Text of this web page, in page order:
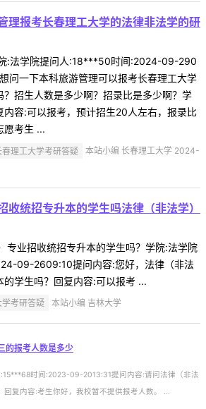
理报考长春理工大学的法律非法学的研
:法学院提问人:18***50时间:2024-09-290
问一下本科旅游管理可以报考长春理工大学
？招生人数是多少啊？招录比是多少啊？学
内容:可以报考，预计招生20人左右，报录比
愿考生 ...
理工大学考研答疑
本站小编 长春理工大学 2024-
收统招专升本的学生吗法律（非法学）
专业招收统招专升本的学生吗？学院:法学院
09-2609:10提问内容:您好，法律（非法
学生吗？回复内容:可以报考 ...
考研答疑 本站小编 吉林大学
的报考人数是多少
时间:2023-09-2013:31提问内容:请问法律（非法
回复内容:考生你好，我校暂不提供报考人数。 ...